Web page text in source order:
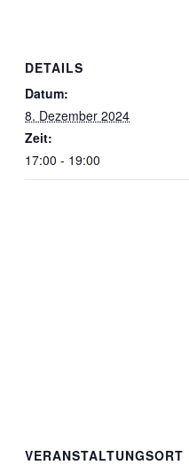
DETAILS
Datum:
8. Dezember 2024
Zeit:
17:00 - 19:00
VERANSTALTUNGSORT